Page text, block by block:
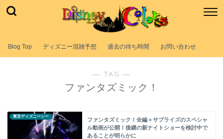
Blog Top ディズニー混雑予想 過去の待ち時間 お問い合わせ
― TAG ―
ファンタズミック！
東京ディズニーシー
ファンタズミック！全編＋サプライズのスペシャ
ル動画が公開！後継の新ナイトショーを検討中で
あることが明らかに